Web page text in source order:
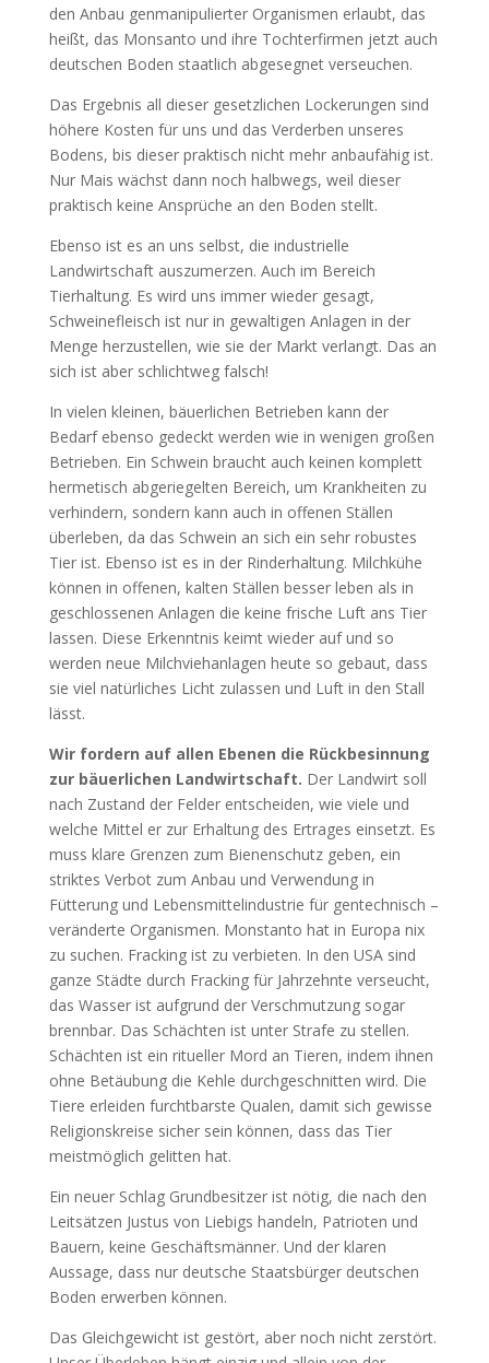
den Anbau genmanipulierter Organismen erlaubt, das
heißt, das Monsanto und ihre Tochterfirmen jetzt auch
deutschen Boden staatlich abgesegnet verseuchen.
Das Ergebnis all dieser gesetzlichen Lockerungen sind
höhere Kosten für uns und das Verderben unseres
Bodens, bis dieser praktisch nicht mehr anbaufähig ist.
Nur Mais wächst dann noch halbwegs, weil dieser
praktisch keine Ansprüche an den Boden stellt.
Ebenso ist es an uns selbst, die industrielle
Landwirtschaft auszumerzen. Auch im Bereich
Tierhaltung. Es wird uns immer wieder gesagt,
Schweinefleisch ist nur in gewaltigen Anlagen in der
Menge herzustellen, wie sie der Markt verlangt. Das an
sich ist aber schlichtweg falsch!
In vielen kleinen, bäuerlichen Betrieben kann der
Bedarf ebenso gedeckt werden wie in wenigen großen
Betrieben. Ein Schwein braucht auch keinen komplett
hermetisch abgeriegelten Bereich, um Krankheiten zu
verhindern, sondern kann auch in offenen Ställen
überleben, da das Schwein an sich ein sehr robustes
Tier ist. Ebenso ist es in der Rinderhaltung. Milchkühe
können in offenen, kalten Ställen besser leben als in
geschlossenen Anlagen die keine frische Luft ans Tier
lassen. Diese Erkenntnis keimt wieder auf und so
werden neue Milchviehanlagen heute so gebaut, dass
sie viel natürliches Licht zulassen und Luft in den Stall
lässt.
Wir fordern auf allen Ebenen die Rückbesinnung
zur bäuerlichen Landwirtschaft. Der Landwirt soll
nach Zustand der Felder entscheiden, wie viele und
welche Mittel er zur Erhaltung des Ertrages einsetzt. Es
muss klare Grenzen zum Bienenschutz geben, ein
striktes Verbot zum Anbau und Verwendung in
Fütterung und Lebensmittelindustrie für gentechnisch –
veränderte Organismen. Monstanto hat in Europa nix
zu suchen. Fracking ist zu verbieten. In den USA sind
ganze Städte durch Fracking für Jahrzehnte verseucht,
das Wasser ist aufgrund der Verschmutzung sogar
brennbar. Das Schächten ist unter Strafe zu stellen.
Schächten ist ein ritueller Mord an Tieren, indem ihnen
ohne Betäubung die Kehle durchgeschnitten wird. Die
Tiere erleiden furchtbarste Qualen, damit sich gewisse
Religionskreise sicher sein können, dass das Tier
meistmöglich gelitten hat.
Ein neuer Schlag Grundbesitzer ist nötig, die nach den
Leitsätzen Justus von Liebigs handeln, Patrioten und
Bauern, keine Geschäftsmänner. Und der klaren
Aussage, dass nur deutsche Staatsbürger deutschen
Boden erwerben können.
Das Gleichgewicht ist gestört, aber noch nicht zerstört.